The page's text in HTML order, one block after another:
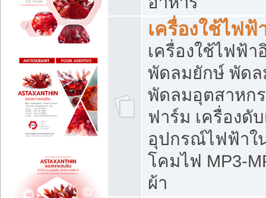
เครื่องใช้ไฟฟ้
เครื่องใช้ไฟฟ้า
พัดลมยักษ์ พัด
พัดลมอุตสาหก
ฟาร์ม เครื่องดั
อุปกรณ์ไฟฟ้าใ
โคมไฟ MP3-
ผ้า